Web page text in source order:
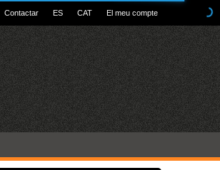
Contactar ES CAT El meu compte